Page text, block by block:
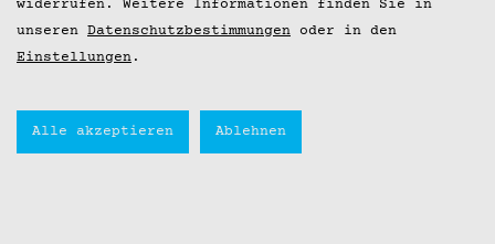
widerrufen. Weitere Informationen finden Sie in
unseren Datenschutzbestimmungen oder in den
Einstellungen .
Alle akzeptieren Ablehnen